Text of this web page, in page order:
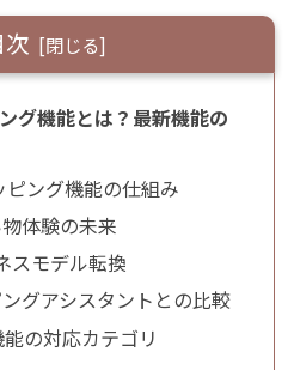
次
グ機能とは？最新機能の
ング機能の仕組み
体験の未来
スモデル転換
グアシスタントとの比較
の対応カテゴリ